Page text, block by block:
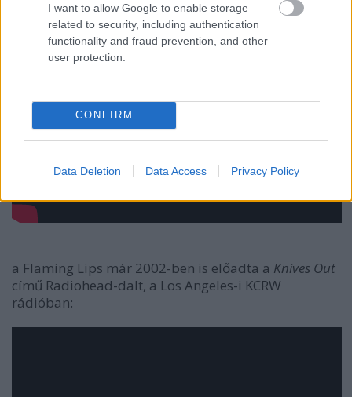
I want to allow Google to enable storage
related to security, including authentication
functionality and fraud prevention, and other
user protection.
CONFIRM
Data Deletion Data Access Privacy Policy
a Flaming Lips már 2002-ben is előadta a Knives Out
című Radiohead-dalt, a Los Angeles-i KCRW
rádióban: